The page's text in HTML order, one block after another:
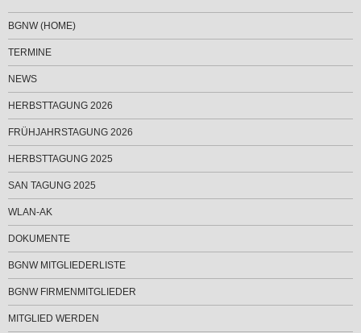
BGNW (HOME)
TERMINE
NEWS
HERBSTTAGUNG 2026
FRÜHJAHRSTAGUNG 2026
HERBSTTAGUNG 2025
SAN TAGUNG 2025
WLAN-AK
DOKUMENTE
BGNW MITGLIEDERLISTE
BGNW FIRMENMITGLIEDER
MITGLIED WERDEN